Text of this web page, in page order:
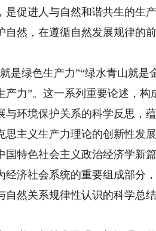
促进人与自然和谐共生的生
然，在遵循自然发展规律的
绿色生产力”“绿水青山就是
力”。这一系列重要论述，构
环境保护关系的科学反思，
主义生产力理论的创新性发
特色社会主义政治经济学新
济社会系统的重要组成部分
然关系规律性认识的科学总